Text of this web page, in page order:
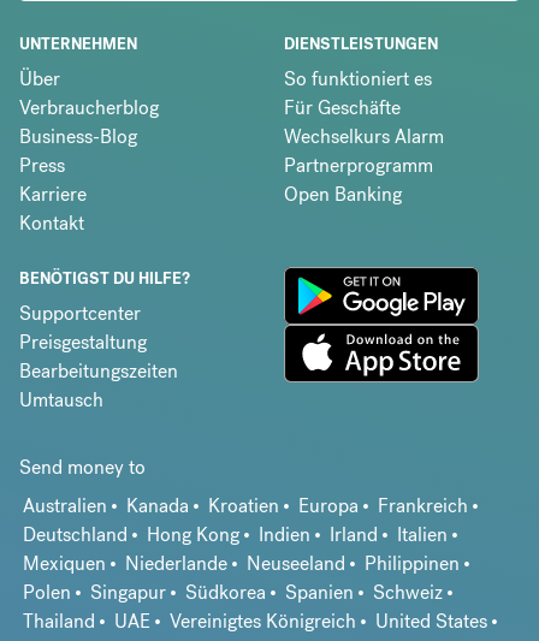
UNTERNEHMEN
Über
Verbraucherblog
Business-Blog
Press
Karriere
Kontakt
DIENSTLEISTUNGEN
So funktioniert es
Für Geschäfte
Wechselkurs Alarm
Partnerprogramm
Open Banking
BENÖTIGST DU HILFE?
Supportcenter
Preisgestaltung
Bearbeitungszeiten
Umtausch
Send money to
Australien
Kanada Kroatien Europa
Frankreich
Deutschland
Hong Kong Indien Irland
Italien
Mexiquen
Niederlande Neuseeland
Philippinen
Polen
Singapur Südkorea Spanien
Schweiz
Thailand
UAE Vereinigtes Königreich
United States